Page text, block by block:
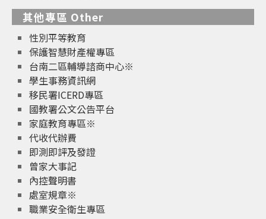
其他專區 Other
性別平等教育
保護智慧財產權專區
台南二區輔導諮商中心※
學生事務資訊網
移民署ICERD專區
國教署公文公告平台
家庭教育專區※
代收代辦費
即測即評及發證
曾家大事記
內控聲明書
處室規章※
職業安全衛生專區